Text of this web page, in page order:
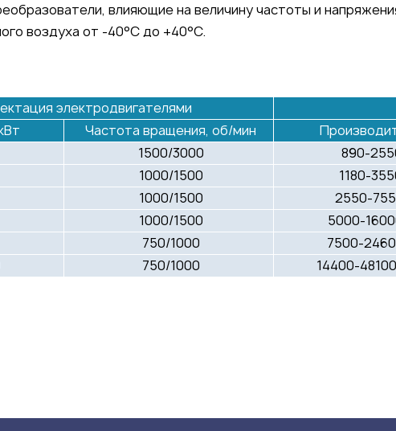
влияющие на величину частоты и
воздуха от -40°C до +40°C.
электродвигателями
Частота вращения, об/мин
1500/3000 890-
1000/1500 1180-
1000/1500 2550-
1000/1500 5000-
750/1000 7500-
750/1000 14400-